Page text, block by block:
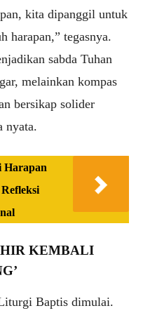
kita dipanggil untuk
harapan,” tegasnya.
sabda Tuhan
melainkan kompas
bersikap solider
nyata.
Harapan
KEMBALI
Baptis dimulai.